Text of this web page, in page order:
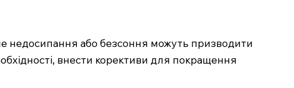
недосипання або безсоння можуть призводити
внести корективи для покращення